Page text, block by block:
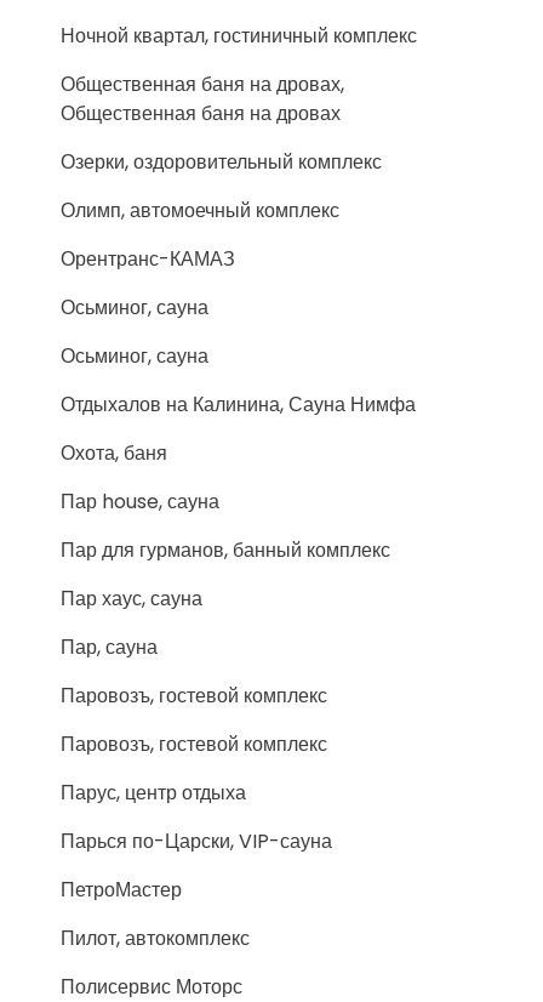
Ночной квартал, гостиничный комплекс
Общественная баня на дровах,
Общественная баня на дровах
Озерки, оздоровительный комплекс
Олимп, автомоечный комплекс
Орентранс-КАМАЗ
Осьминог, сауна
Осьминог, сауна
Отдыхалов на Калинина, Сауна Нимфа
Охота, баня
Пар house, сауна
Пар для гурманов, банный комплекс
Пар хаус, сауна
Пар, сауна
Паровозъ, гостевой комплекс
Паровозъ, гостевой комплекс
Парус, центр отдыха
Парься по-Царски, VIP-сауна
ПетроМастер
Пилот, автокомплекс
Полисервис Моторс